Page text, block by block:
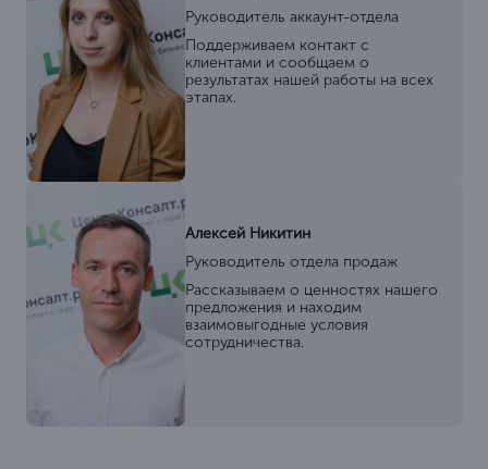
Руководитель аккаунт-отдела
Поддерживаем контакт с
клиентами и сообщаем о
результатах нашей работы на всех
этапах.
Алексей Никитин
Руководитель отдела продаж
Рассказываем о ценностях нашего
предложения и находим
взаимовыгодные условия
сотрудничества.